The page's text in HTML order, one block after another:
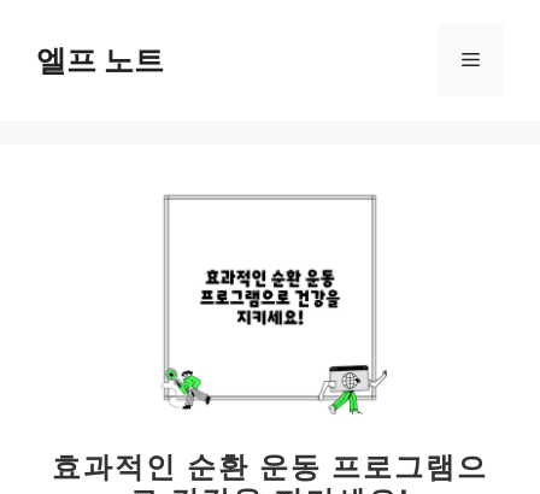
엘프 노트 메
효과적인 순환 운동 프로그램으